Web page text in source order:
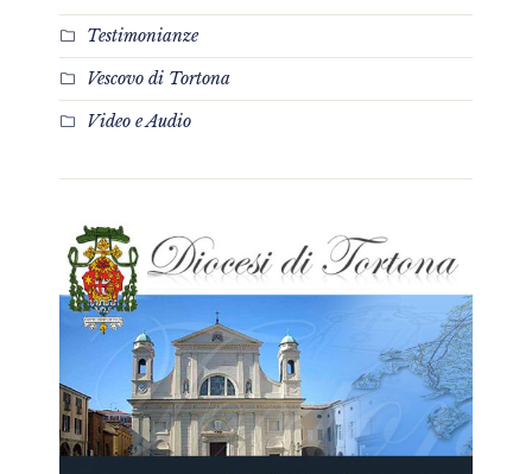
Testimonianze
Vescovo di Tortona
Video e Audio